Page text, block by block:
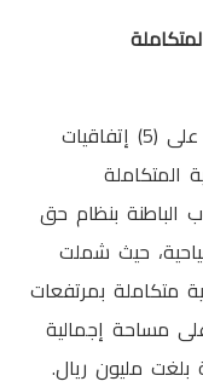
ووقع وزير الإسكان والتخطيط العمراني على (5) إتفاقيات
بنظام حق
حيث شملت
متكاملة بمرتفعات
مساحة إجمالية